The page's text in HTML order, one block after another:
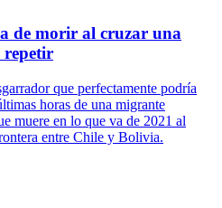
de morir al cruzar una
repetir
que perfectamente podría
horas de una migrante
muere en lo que va de 2021 al
entre Chile y Bolivia.